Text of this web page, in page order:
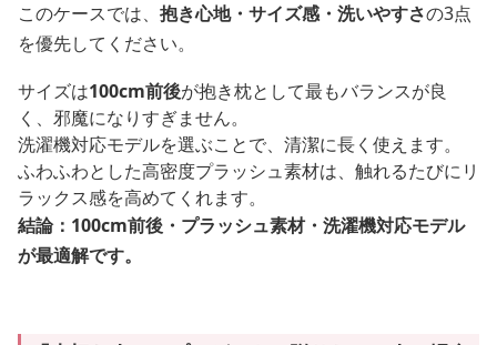
このケースでは、 抱き心地・サイズ感・洗いやすさの3点
を優先してください。
サイズは100cm前後が抱き枕として最もバランスが良
く、邪魔になりすぎません。
洗濯機対応モデルを選ぶことで、清潔に長く使えます。
ふわふわとした高密度プラッシュ素材は、触れるたびにリ
ラックス感を高めてくれます。
結論：100cm前後・プラッシュ素材・洗濯機対応モデル
が最適解です。